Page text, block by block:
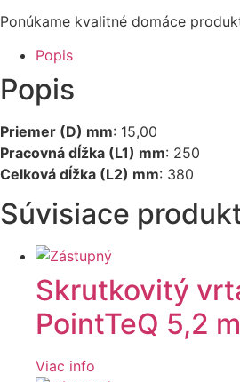
Ponúkame kvalitné domáce
Popis
Popis
Priemer (D) mm: 15,00
Pracovná dĺžka (L1) mm: 250
Celková dĺžka (L2) mm: 380
Súvisiace
Skrutkovitý
PointTeQ 5,2
Viac info